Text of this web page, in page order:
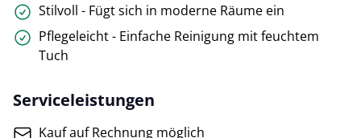
Stilvoll - Fügt sich in moderne Räume ein
Pflegeleicht - Einfache Reinigung mit feuchtem
Tuch
Serviceleistungen
Kauf auf Rechnung möglich